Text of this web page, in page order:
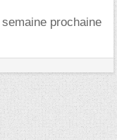
prochaine